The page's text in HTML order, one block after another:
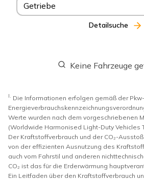
Getriebe
Detailsuche
Keine Fahrzeuge
I. Die Informationen erfolgen gemäß der Pkw-
Werte wurden nach dem vorgeschriebenen
(Worldwide Harmonised Light-Duty Vehicles
Der Kraftstoffverbrauch und der CO₂-
von der effizienten Ausnutzung des
auch vom Fahrstil und anderen
CO₂ ist das für die Erderwärmung
Ein Leitfaden über den Kraftstoffverbrauch